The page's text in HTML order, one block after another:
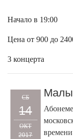
Начало в 19:00
Цена от 900 до
3 концерта
СБ
14
ОКТ
2017